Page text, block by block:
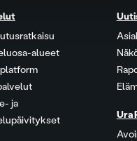
alueet
ja
Ura